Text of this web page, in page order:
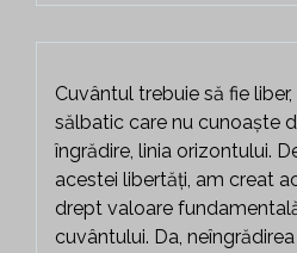
Cuvântul trebuie să fie
sălbatic care nu cunoaște
îngrădire, linia orizontului.
acestei libertăți, am creat
drept valoare
cuvântului. Da,